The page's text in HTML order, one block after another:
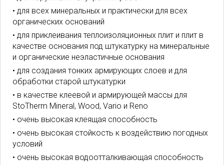
• для всех минеральных и практически для всех
органических оснований
• для приклеивания теплоизоляционных плит и плит в
качестве основания под штукатурку на минеральные
и органические неэластичные основания
• для создания тонких армирующих слоев и для
обработки старой штукатурки
• в качестве клеевой и армирующей массы для
StoTherm Mineral, Wood, Vario и Reno
• очень высокая клеящая способность
• очень высокая стойкость к воздействию погодных
условий
• очень высокая водоотталкивающая способность